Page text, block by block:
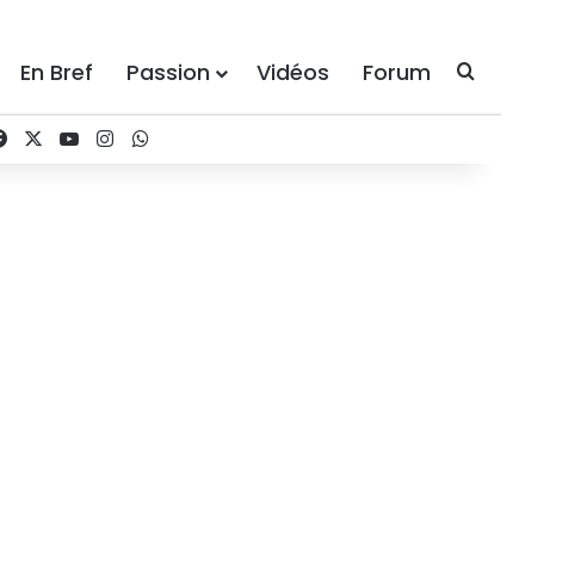
En Bref Passion Vidéos Forum Recherche
FacebookYouTubeInstagram